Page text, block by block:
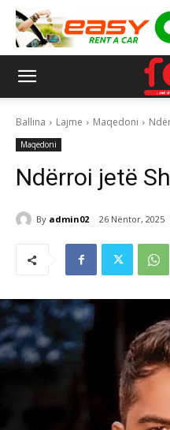
Ballina Lajme Maqedoni
Maqedoni
Ndërroi jetë
By admin02 26 Nëntor, 2025